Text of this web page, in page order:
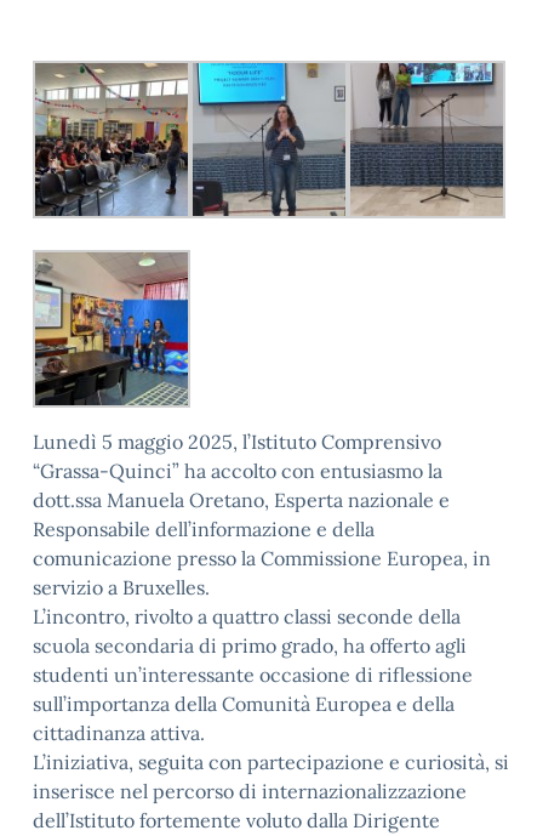
Lunedì 5 maggio 2025, l’Istituto Comprensivo
“Grassa-Quinci” ha accolto con entusiasmo la
dott.ssa Manuela Oretano, Esperta nazionale e
Responsabile dell’informazione e della
comunicazione presso la Commissione Europea, in
servizio a Bruxelles.
L’incontro, rivolto a quattro classi seconde della
scuola secondaria di primo grado, ha offerto agli
studenti un’interessante occasione di riflessione
sull’importanza della Comunità Europea e della
cittadinanza attiva.
L’iniziativa, seguita con partecipazione e curiosità, si
inserisce nel percorso di internazionalizzazione
dell’Istituto fortemente voluto dalla Dirigente